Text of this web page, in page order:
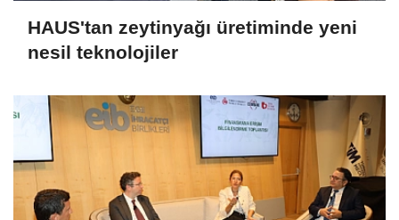
HAUS'tan zeytinyağı üretiminde yeni
nesil teknolojiler